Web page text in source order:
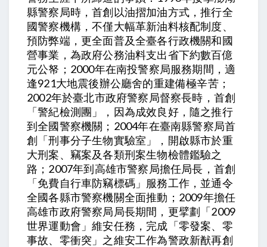
縣警察局時，首創以油摺加油方式，推行全
國警察機構，不僅大幅革新油料核配制度、
預防弊端，更全面普及全臺各行政機關和國
營事業，為政府公務油料支出省下約數百億
元公帑；2000年在南投警察局服務期間，適
逢921大地震後辦公廳舍的重建備極辛苦；
2002年於臺北市政府警察局督察長時，首創
「警紀檢測團」，因為成效良好，隨之推行
到全國警察機關；2004年在臺南縣警察局首
創「刑事分子生物實驗室」，開啟縣市於重
大刑案、竊案及各類刑案生物檢體鑑驗之
路；2007年到高雄市警察局擔任局長，首創
「免費自行車防竊標碼」服務工作，並通令
全國各縣市警察機關全面推動；2009年擔任
高雄市政府警察局局長期間，更擘劃「2009
世界運動會」維安任務，完成「零發案、零
事故、零衝突」之維安工作為警政新猷再創